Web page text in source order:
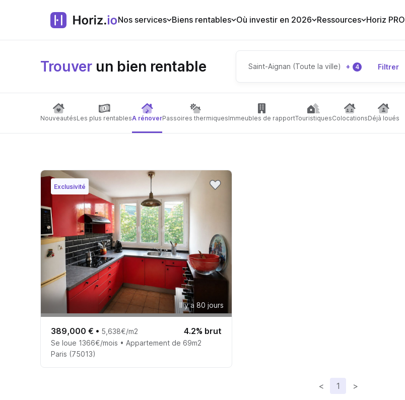
Nos services Biens rentables Où investir en 2026 Ressources Horiz PRO
Trouver un bien rentable Saint-Aignan (Toute la ville) + 4 Filtrer
NouveautésLes plus rentablesA rénoverPassoires thermiquesImmeubles de rapportTouristiquesColocationsDéjà loués
Exclusivité
Il y a 80 jours
389,000 € • 5,638€/m2 4.2% brut
Se loue 1366€/mois • Appartement de 69m2
Paris (75013)
< 1 >